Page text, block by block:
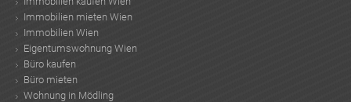
Immobilien mieten Wien
Immobilien Wien
Eigentumswohnung Wien
Büro kaufen
Büro mieten
Wohnung in Mödling